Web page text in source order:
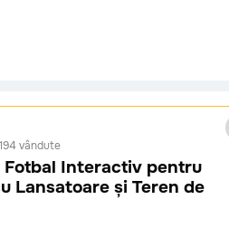
194 vândute
Fotbal Interactiv pentru
Lansatoare și Teren de
sau să schimbi jucăria. Vom